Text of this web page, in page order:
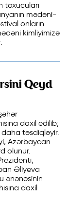
toxucuları
mədəni-
onların
kimliyimizə
Qeyd
daxil edilib;
təsdiqləyir.
Azərbaycan
olunur.
Əliyeva
ənənəsinin
daxil